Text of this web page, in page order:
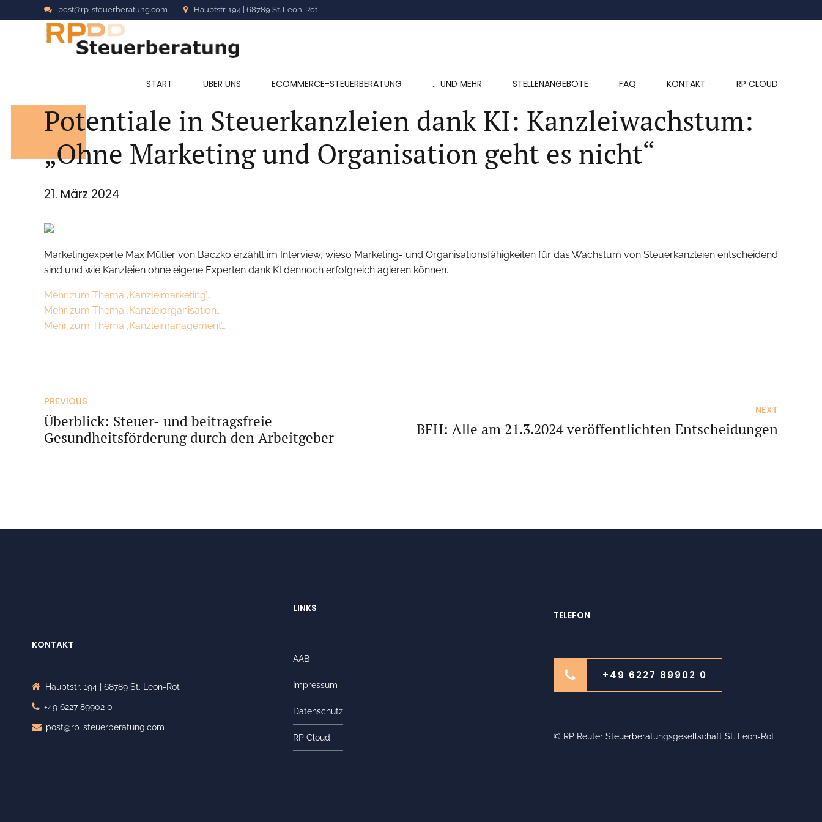
post@rp-steuerberatung.com Hauptstr. 194 | 68789 St. Leon-Rot
START ÜBER UNS ECOMMERCE-STEUERBERATUNG … UND MEHR STELLENANGEBOTE FAQ KONTAKT RP CLOUD
Potentiale in Steuerkanzleien dank KI: Kanzleiwachstum:
„Ohne Marketing und Organisation geht es nicht“
21. März 2024
Marketingexperte Max Müller von Baczko erzählt im Interview, wieso Marketing- und Organisationsfähigkeiten für das Wachstum von Steuerkanzleien entscheidend
sind und wie Kanzleien ohne eigene Experten dank KI dennoch erfolgreich agieren können.
Mehr zum Thema ‚Kanzleimarketing’…
Mehr zum Thema ‚Kanzleiorganisation’…
Mehr zum Thema ‚Kanzleimanagement’…
PREVIOUS
Überblick: Steuer- und beitragsfreie
Gesundheitsförderung durch den Arbeitgeber
NEXT
BFH: Alle am 21.3.2024 veröffentlichten Entscheidungen
KONTAKT
Hauptstr. 194 | 68789 St. Leon-Rot
+49 6227 89902 0
post@rp-steuerberatung.com
LINKS
AAB
Impressum
Datenschutz
RP Cloud
TELEFON
+49 6227 89902 0
© RP Reuter Steuerberatungsgesellschaft St. Leon-Rot